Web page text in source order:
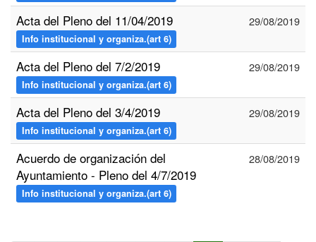
Acta del Pleno del 11/04/2019
Info institucional y organiza.(art 6)
29/08/2019
Acta del Pleno del 7/2/2019
Info institucional y organiza.(art 6)
29/08/2019
Acta del Pleno del 3/4/2019
Info institucional y organiza.(art 6)
29/08/2019
Acuerdo de organización del
Ayuntamiento - Pleno del 4/7/2019
Info institucional y organiza.(art 6)
28/08/2019